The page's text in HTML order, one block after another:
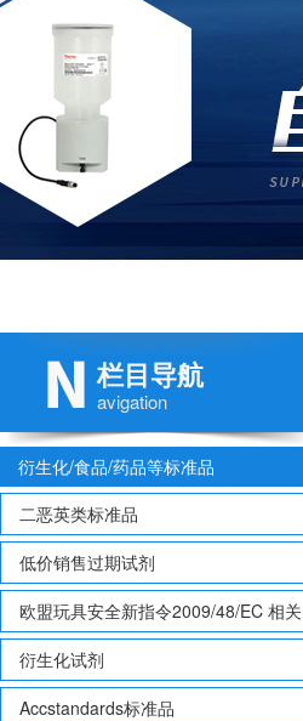
栏目导航
avigation
衍生化/食品/药品等标准品
二恶英类标准品
低价销售过期试剂
欧盟玩具安全新指令2009/48/EC 相关
致敏性香味剂标准品
衍生化试剂
Accstandards标准品